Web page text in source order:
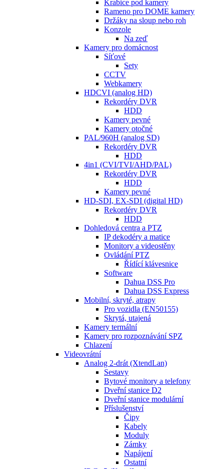
Krabice pod kamery
Rameno pro DOME kamery
Držáky na sloup nebo roh
Konzole
Na zeď
Kamery pro domácnost
Síťové
Sety
CCTV
Webkamery
HDCVI (analog HD)
Rekordéry DVR
HDD
Kamery pevné
Kamery otočné
PAL/960H (analog SD)
Rekordéry DVR
HDD
4in1 (CVI/TVI/AHD/PAL)
Rekordéry DVR
HDD
Kamery pevné
HD-SDI, EX-SDI (digital HD)
Rekordéry DVR
HDD
Dohledová centra a PTZ
IP dekodéry a matice
Monitory a videostěny
Ovládání PTZ
Řídící klávesnice
Software
Dahua DSS Pro
Dahua DSS Express
Mobilní, skryté, atrapy
Pro vozidla (EN50155)
Skrytá, utajená
Kamery termální
Kamery pro rozpoznávání SPZ
Chlazení
Videovrátní
Analog 2-drát (XtendLan)
Sestavy
Bytové monitory a telefony
Dveřní stanice D2
Dveřní stanice modulární
Příslušenství
Čipy
Kabely
Moduly
Zámky
Napájení
Ostatní